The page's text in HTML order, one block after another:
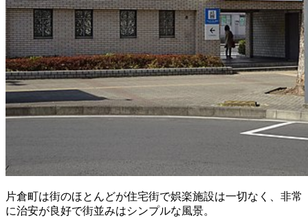
片倉町は街のほとんどが住宅街で娯楽施設は一切なく、非常
に治安が良好で街並みはシンプルな風景。